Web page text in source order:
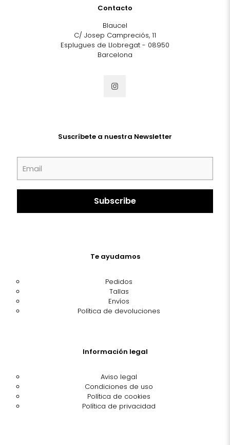
Contacto
Blaucel
C/ Josep Campreciós, 11
Esplugues de Llobregat - 08950
Barcelona
Suscríbete a nuestra Newsletter
Te ayudamos
Pedidos
Tallas
Envíos
Política de devoluciones
Información legal
Aviso legal
Condiciones de uso
Política de cookies
Política de privacidad